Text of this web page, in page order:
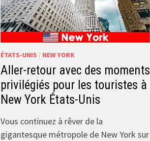
ÉTATS-UNIS / NEW YORK
Aller-retour avec des moments
privilégiés pour les touristes à
New York États-Unis
Vous continuez à rêver de la
gigantesque métropole de New York sur